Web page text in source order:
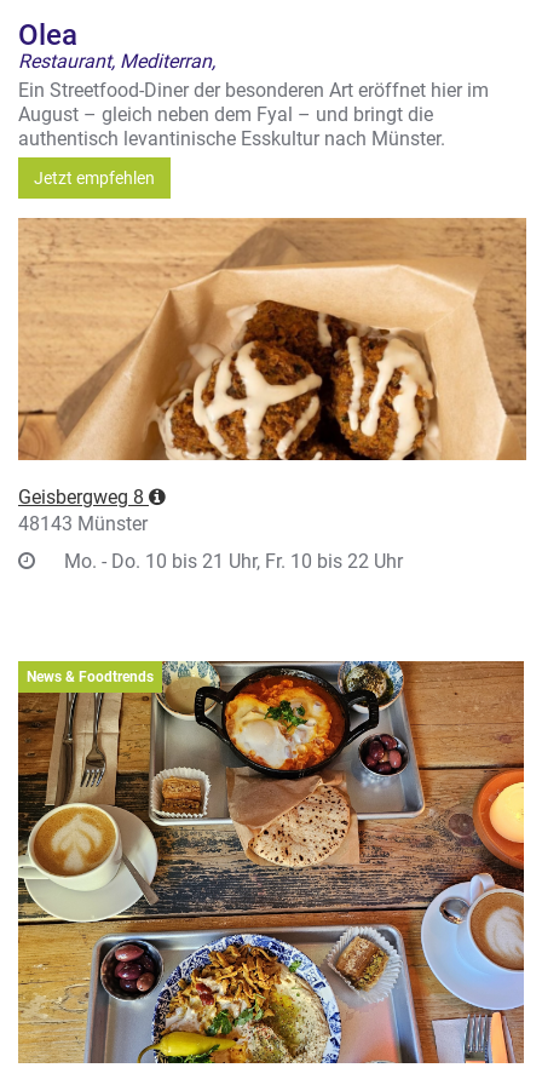
Olea
Restaurant, Mediterran,
Ein Streetfood-Diner der besonderen Art eröffnet hier im
August – gleich neben dem Fyal – und bringt die
authentisch levantinische Esskultur nach Münster.
Jetzt empfehlen
Geisbergweg 8
48143 Münster
Mo. - Do. 10 bis 21 Uhr, Fr. 10 bis 22 Uhr
News & Foodtrends